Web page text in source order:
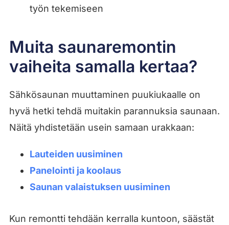
työn tekemiseen
Muita saunaremontin
vaiheita samalla kertaa?
Sähkösaunan muuttaminen puukiukaalle on
hyvä hetki tehdä muitakin parannuksia saunaan.
Näitä yhdistetään usein samaan urakkaan:
Lauteiden uusiminen
Panelointi ja koolaus
Saunan valaistuksen uusiminen
Kun remontti tehdään kerralla kuntoon, säästät